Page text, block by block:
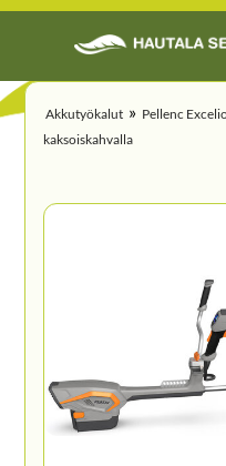
Akkutyökalut » Pellenc
kaksoiskahvalla